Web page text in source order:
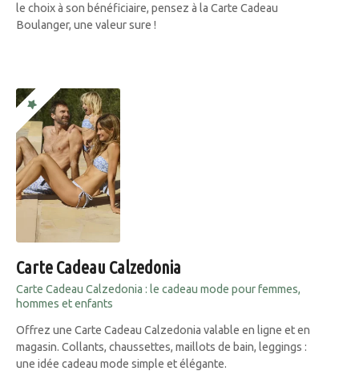
le choix à son bénéficiaire, pensez à la Carte Cadeau
Boulanger, une valeur sure !
Carte Cadeau Calzedonia
Carte Cadeau Calzedonia : le cadeau mode pour femmes,
hommes et enfants
Offrez une Carte Cadeau Calzedonia valable en ligne et en
magasin. Collants, chaussettes, maillots de bain, leggings :
une idée cadeau mode simple et élégante.